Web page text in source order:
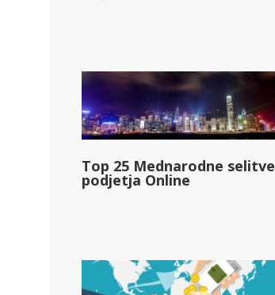
Top 25 Mednarodne selitve
podjetja Online